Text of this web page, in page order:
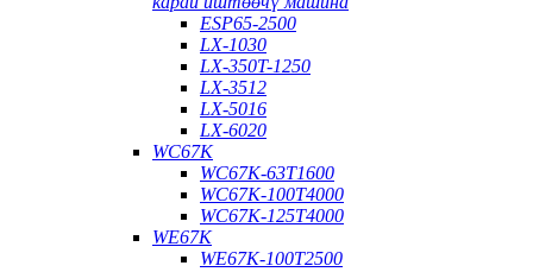
ESP65-2500
LX-1030
LX-350T-1250
LX-3512
LX-5016
LX-6020
WC67K
WC67K-63T1600
WC67K-100T4000
WC67K-125T4000
WE67K
WE67K-100T2500